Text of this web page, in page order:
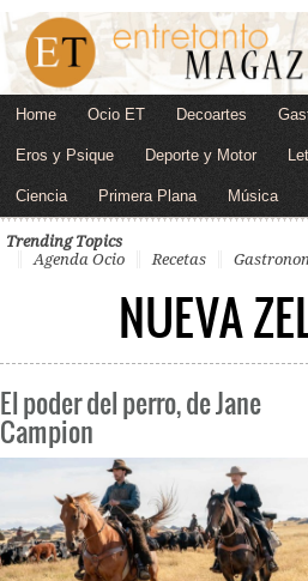
Home Ocio ET Decoartes
Eros y Psique Deporte y Motor
Ciencia Primera Plana Música
Trending Topics
Agenda Ocio
Recetas
NUEVA
El poder del perro, de Jane
Campion